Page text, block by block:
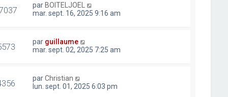
par BOITELJOEL
mar. sept. 16, 2025 9:16 am
par guillaume
mar. sept. 02, 2025 7:25 am
parChristian
lun. sept. 01, 2025 6:03 pm